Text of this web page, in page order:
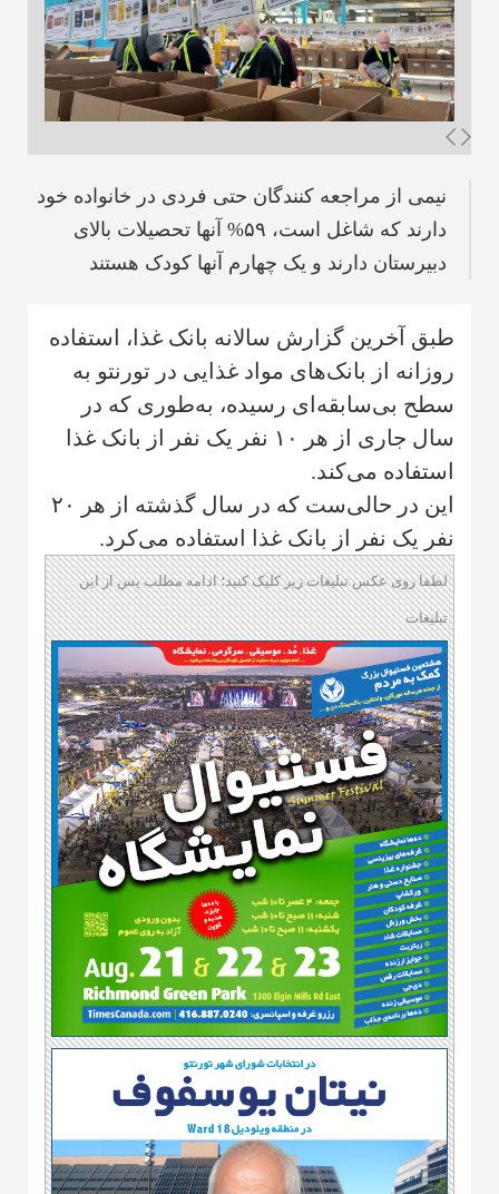
نیمی از مراجعه کنندگان حتی فردی در خانواده خود
دارند که شاغل است، ۵۹% آنها تحصیلات بالای
دبیرستان دارند و یک چهارم آنها کودک هستند
طبق آخرین گزارش سالانه بانک غذا، استفاده
روزانه از بانک‌های مواد غذایی در تورنتو به
سطح بی‌سابقه‌ای رسیده، به‌طوری که در
سال جاری از هر ۱۰ نفر یک نفر از بانک غذا
استفاده می‌کند.
این در حالی‌ست که در سال گذشته از هر ۲۰
نفر یک نفر از بانک غذا استفاده می‌کرد.
لطفا روی عکس تبلیغات زیر کلیک کنید؛ ادامه مطلب پس از این
تبلیغات